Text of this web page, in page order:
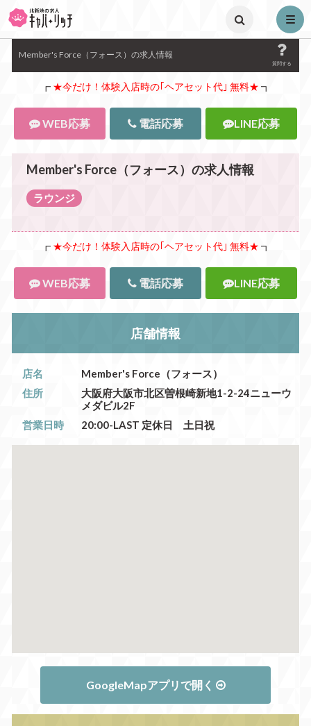
toggle menu
Member's Force（フォース）の求人情報
質問する
┏ ★今だけ！体験入店時の｢ヘアセット代｣ 無料★ ┓
WEB応募 電話応募 LINE応募
Member's Force（フォース）の求人情報
ラウンジ
┏ ★今だけ！体験入店時の｢ヘアセット代｣ 無料★ ┓
WEB応募 電話応募 LINE応募
店舗情報
店名
Member's Force（フォース）
住所
大阪府大阪市北区曽根崎新地1-2-24ニューウ
メダビル2F
営業日時
20:00-LAST 定休日 土日祝
GoogleMapアプリで開く